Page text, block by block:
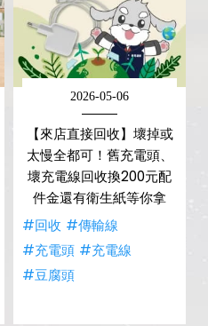
2026-05-06
【來店直接回收】壞掉或
太慢全都可！舊充電頭、
壞充電線回收換200元配
件金還有衛生紙等你拿
#回收 #傳輸線
#充電頭 #充電線
#豆腐頭